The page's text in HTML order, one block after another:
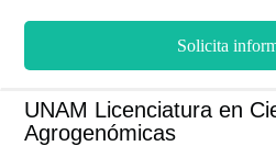
Solicita
UNAM Licenciatura en
Agrogenómicas